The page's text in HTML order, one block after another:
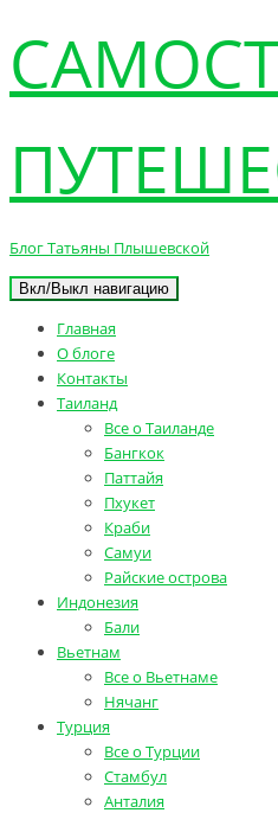
Блог Татьяны Плышевской
Вкл/Выкл навигацию
Главная
О блоге
Контакты
Таиланд
Все о Таиланде
Бангкок
Паттайя
Пхукет
Краби
Самуи
Райские острова
Индонезия
Бали
Вьетнам
Все о Вьетнаме
Нячанг
Турция
Все о Турции
Стамбул
Анталия